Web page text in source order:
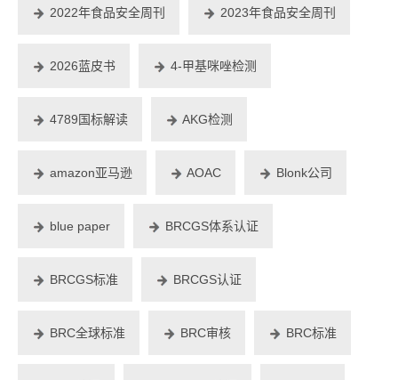
2022年食品安全周刊 2023年食品安全周刊
2026蓝皮书 4-甲基咪唑检测
4789国标解读 AKG检测
amazon亚马逊 AOAC Blonk公司
blue paper BRCGS体系认证
BRCGS标准 BRCGS认证
BRC全球标准 BRC审核 BRC标准